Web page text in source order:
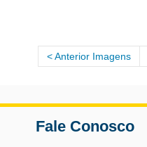
Anterior Imagens
Fale Conosco